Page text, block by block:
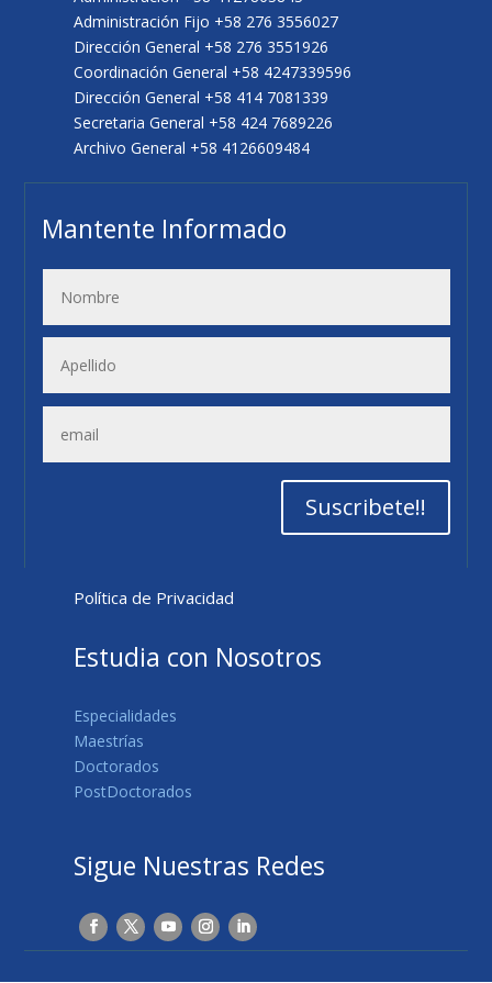
Administración Fijo +58 276 3556027
Dirección General +58 276 3551926
Coordinación General +58 4247339596
Dirección General +58 414 7081339
Secretaria General +58 424 7689226
Archivo General +58 4126609484
Mantente Informado
Suscribete!!
Política de Privacidad
Estudia con Nosotros
Especialidades
Maestrías
Doctorados
PostDoctorados
Sigue Nuestras Redes